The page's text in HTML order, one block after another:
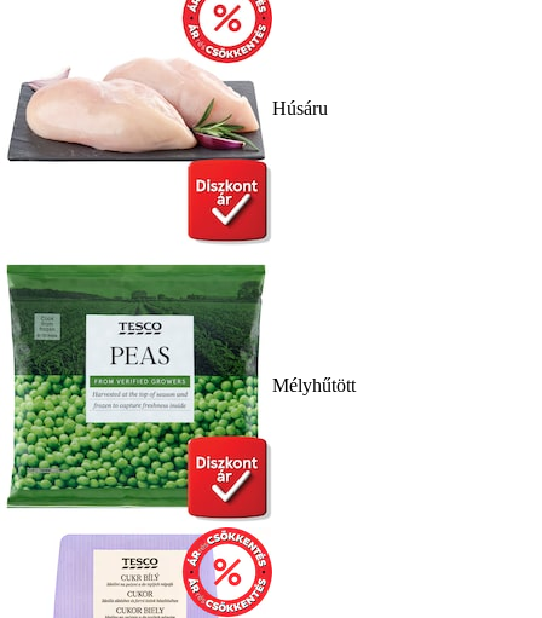
Húsáru
Mélyhűtött